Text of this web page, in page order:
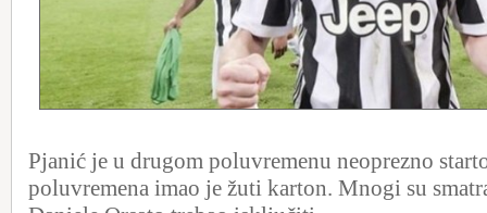
Pjanić je u drugom poluvremenu neoprezno
poluvremena imao je žuti karton. Mnogi su